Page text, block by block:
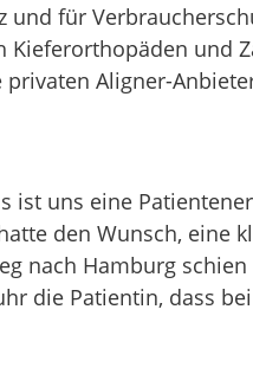
für
Kieferorthopäden und
Aligner-
ist uns eine
den Wunsch, eine
nach Hamburg
die Patientin, dass